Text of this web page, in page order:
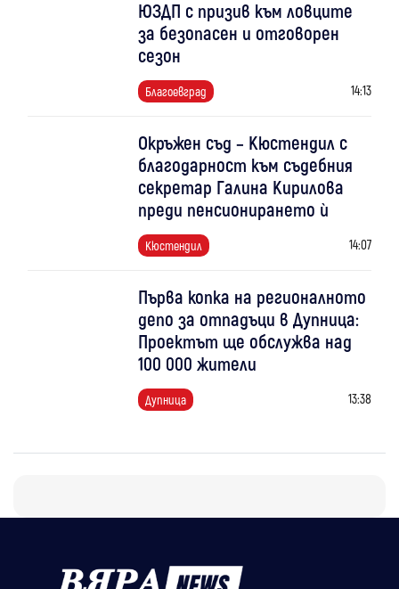
ЮЗДП с призив към ловците
за безопасен и отговорен
сезон
Благоевград 14:13
Окръжен съд – Кюстендил с
благодарност към съдебния
секретар Галина Кирилова
преди пенсионирането ѝ
Кюстендил 14:07
Първа копка на регионалното
депо за отпадъци в Дупница:
Проектът ще обслужва над
100 000 жители
Дупница 13:38